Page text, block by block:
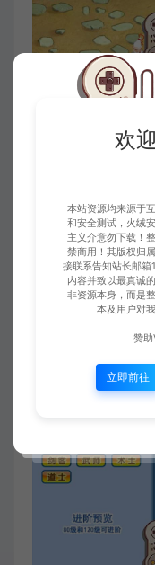
欢
本站资源均来源于
和安全测试，火绒
主义介意勿下载！
禁商用！其版权归
接联系告知站长邮
内容并致以最真诚
非资源本身，而是
本及用户对
赞助
立即前往